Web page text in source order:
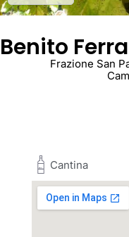
Benito
Frazione San
Cantina